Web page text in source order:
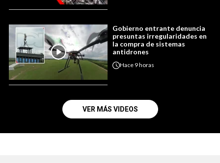
Gobierno entrante denuncia
presuntas irregularidades en
la compra de sistemas
antidrones
Hace 9 horas
VER MÁS VIDEOS